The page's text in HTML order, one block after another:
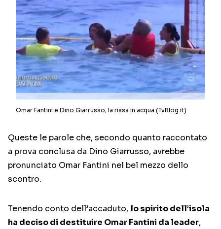
Omar Fantini e Dino Giarrusso, la rissa in acqua (TvBlog.it)
Queste le parole che, secondo quanto raccontato
a prova conclusa da Dino Giarrusso, avrebbe
pronunciato Omar Fantini nel bel mezzo dello
scontro.
Tenendo conto dell’accaduto, lo spirito dell’isola
ha deciso di destituire Omar Fantini da leader,